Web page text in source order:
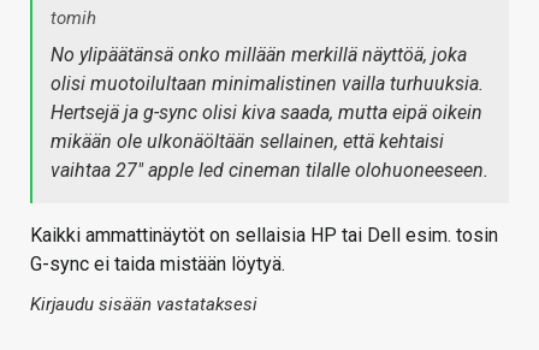
tomih
No ylipäätänsä onko millään merkillä näyttöä, joka
olisi muotoilultaan minimalistinen vailla turhuuksia.
Hertsejä ja g-sync olisi kiva saada, mutta eipä oikein
mikään ole ulkonäöltään sellainen, että kehtaisi
vaihtaa 27" apple led cineman tilalle olohuoneeseen.
Kaikki ammattinäytöt on sellaisia HP tai Dell esim. tosin
G-sync ei taida mistään löytyä.
Kirjaudu sisään vastataksesi